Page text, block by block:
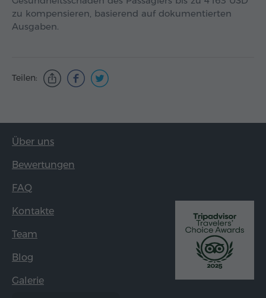
zu kompensieren, basierend auf dokumentierten
Ausgaben.
Teilen:
Über uns
Bewertungen
FAQ
Kontakte
Team
Blog
Galerie